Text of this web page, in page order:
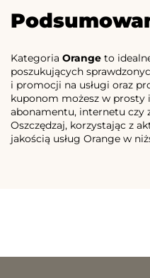
Kategoria Orange to
poszukujących
i promocji na usługi oraz
kuponom możesz w prosty
abonamentu, internetu czy
Oszczędzaj, korzystając z
jakością usług Orange w